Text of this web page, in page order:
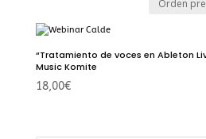
“Tratamiento de voces en Ableton
Music Komite
18,00€